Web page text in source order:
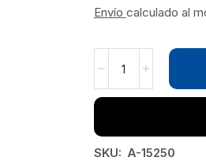
Envío calculado al
SKU: A-15250